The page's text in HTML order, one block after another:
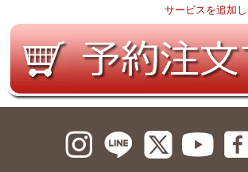
サービスを追加